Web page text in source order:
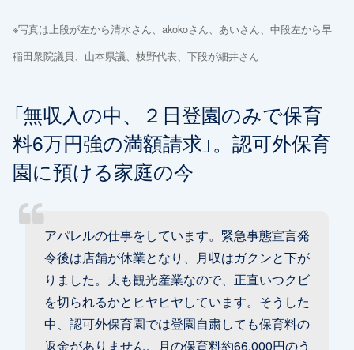
※写真は上段が左から清水さん、akokoさん、あいさん、中段左から早
稲田衆院議員、山本県議、枝野代表、下段が細井さん
「無収入の中、２日登園のみで保育
料6万円強の満額請求」。認可外保育
園に預ける家庭の今
アパレルの仕事をしています。緊急事態宣言発
令後は店舗が休業となり、月収はガクンと下が
りました。夫も観光産業なので、正直いつクビ
を切られるかとヒヤヒヤしています。そうした
中、認可外保育園では登園自粛しても保育料の
返金がありません。月の保育料約66,000円のう